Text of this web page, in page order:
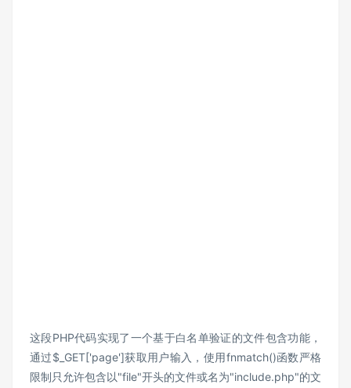
这段PHP代码实现了一个基于白名单验证的文件包含功能，
通过$_GET['page']获取用户输入，使用fnmatch()函数严格
限制只允许包含以"file"开头的文件或名为"include.php"的文